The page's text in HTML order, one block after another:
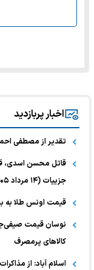
اخبار پربازدید
تقدیر از مصطفی
قاتل محسن اسدی،
جزییات (۱۴ مرداد ۱۴۰۵)
قیمت اونس طلا به بالاترین
نوسان قیمت
کالا‌های پرمصرف
اسلام آباد: از